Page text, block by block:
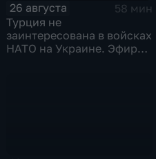
26 августа
58 мин
Турция не
заинтересована в войсках
НАТО на Украине. Эфир